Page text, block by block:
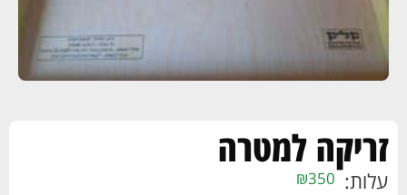
זריקה למטרה
עלות: ₪350